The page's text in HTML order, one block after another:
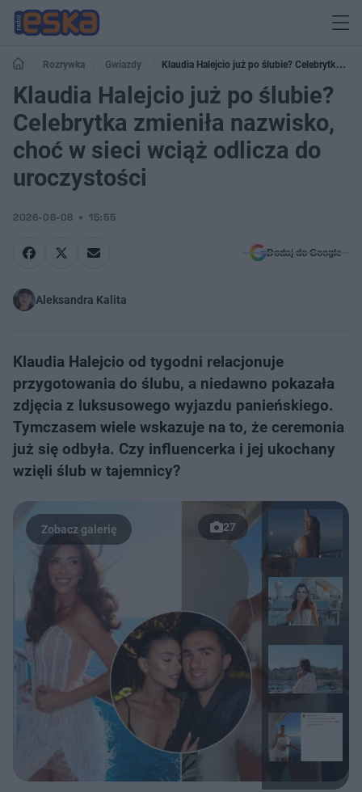
Rozrywka Gwiazdy
Klaudia Halejcio już po ślubie? Celebrytka
zmieniła nazwisko, choć w sieci wciąż odlicza do uroczystości
Klaudia Halejcio już po ślubie?
Celebrytka zmieniła nazwisko,
choć w sieci wciąż odlicza do
uroczystości
2026-06-08 15:55
Dodaj do Google
Aleksandra Kalita
Klaudia Halejcio od tygodni relacjonuje
przygotowania do ślubu, a niedawno pokazała
zdjęcia z luksusowego wyjazdu panieńskiego.
Tymczasem wiele wskazuje na to, że ceremonia
już się odbyła. Czy influencerka i jej ukochany
wzięli ślub w tajemnicy?
27